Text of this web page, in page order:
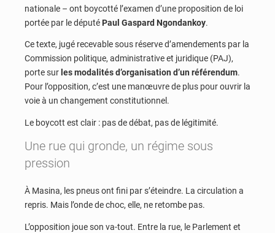
nationale – ont boycotté l’examen d’une proposition de loi
portée par le député Paul Gaspard Ngondankoy.
Ce texte, jugé recevable sous réserve d’amendements par la
Commission politique, administrative et juridique (PAJ),
porte sur les modalités d’organisation d’un référendum.
Pour l’opposition, c’est une manœuvre de plus pour ouvrir la
voie à un changement constitutionnel.
Le boycott est clair : pas de débat, pas de légitimité.
Une rue qui gronde, un régime sous
pression
À Masina, les pneus ont fini par s’éteindre. La circulation a
repris. Mais l’onde de choc, elle, ne retombe pas.
L’opposition joue son va-tout. Entre la rue, le Parlement et